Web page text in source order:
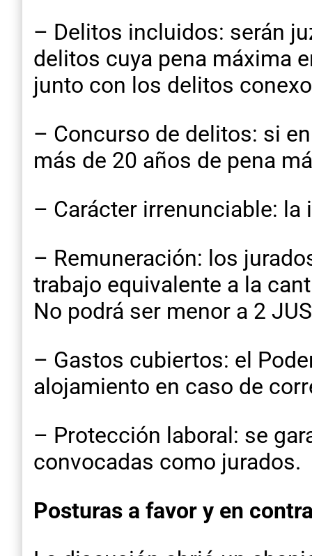
– Delitos incluidos: serán
delitos cuya pena máxima
junto con los delitos
– Concurso de delitos: si
más de 20 años de pena
– Carácter irrenunciable:
– Remuneración: los
trabajo equivalente a la
No podrá ser menor a 2
– Gastos cubiertos: el
alojamiento en caso de
– Protección laboral: se
convocadas como jurados.
Posturas a favor y en